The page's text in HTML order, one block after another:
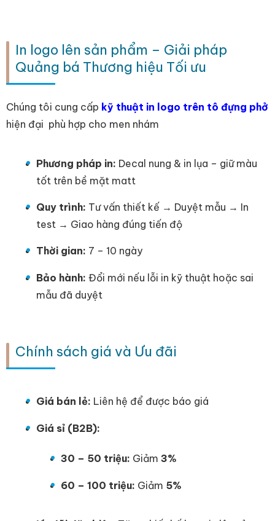
In logo lên sản phẩm – Giải pháp
Quảng bá Thương hiệu Tối ưu
Chúng tôi cung cấp kỹ thuật in logo trên tô đựng phở
hiện đại phù hợp cho men nhám
Phương pháp in: Decal nung & in lụa – giữ màu
tốt trên bề mặt matt
Quy trình: Tư vấn thiết kế → Duyệt mẫu → In
test → Giao hàng đúng tiến độ
Thời gian: 7 – 10 ngày
Bảo hành: Đổi mới nếu lỗi in kỹ thuật hoặc sai
mẫu đã duyệt
Chính sách giá và Ưu đãi
Giá bán lẻ: Liên hệ để được báo giá
Giá sỉ (B2B):
30 – 50 triệu: Giảm3%
60 – 100 triệu: Giảm 5%